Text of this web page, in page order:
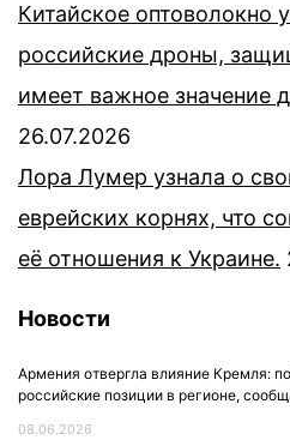
Китайское оптоволокно
российские дроны,
имеет важное значение
26.07.2026
Лора Лумер узнала о
еврейских корнях, что
её отношения к Украине.
Новости
Армения отвергла влияние Кремля:
российские позиции в регионе,
08.06.2026